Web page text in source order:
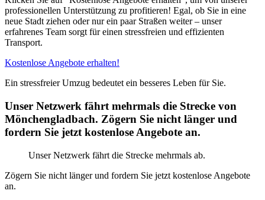
professionellen Unterstützung zu profitieren! Egal, ob Sie in eine
neue Stadt ziehen oder nur ein paar Straßen weiter – unser
erfahrenes Team sorgt für einen stressfreien und effizienten
Transport.
Kostenlose Angebote erhalten!
Ein stressfreier Umzug bedeutet ein besseres Leben für Sie.
Unser Netzwerk fährt mehrmals die Strecke von
Mönchengladbach. Zögern Sie nicht länger und
fordern Sie jetzt kostenlose Angebote an.
Unser Netzwerk fährt die Strecke mehrmals ab.
Zögern Sie nicht länger und fordern Sie jetzt kostenlose Angebote
an.